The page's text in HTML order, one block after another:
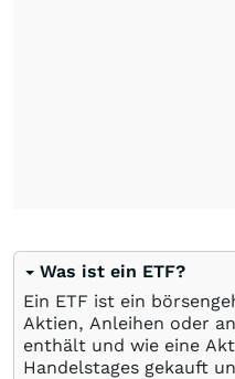
Was ist ein ETF?
Ein ETF ist ein
Aktien, Anleihen oder
enthält und wie eine
Handelstages gekauft